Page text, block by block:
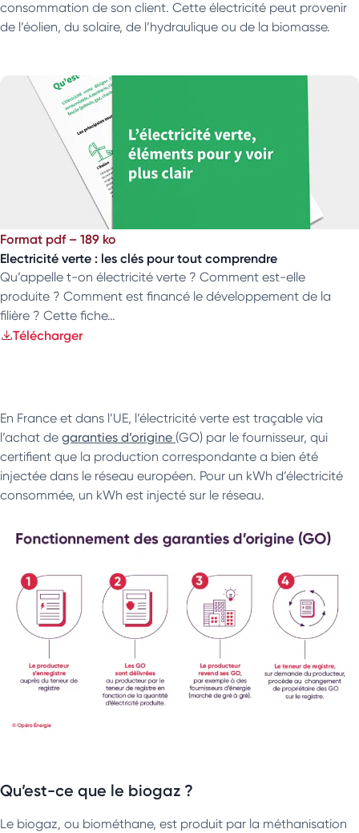
consommation de son client. Cette électricité peut provenir
de l’éolien, du solaire, de l’hydraulique ou de la biomasse.
Format pdf – 189 ko
Electricité verte : les clés pour tout comprendre
Qu’appelle t-on électricité verte ? Comment est-elle
produite ? Comment est financé le développement de la
filière ? Cette fiche…
Télécharger
En France et dans l’UE, l’électricité verte est traçable via
l’achat de garanties d’origine (GO) par le fournisseur, qui
certifient que la production correspondante a bien été
injectée dans le réseau européen. Pour un kWh d’électricité
consommée, un kWh est injecté sur le réseau.
Qu’est-ce que le biogaz ?
Le biogaz, ou biométhane, est produit par la méthanisation